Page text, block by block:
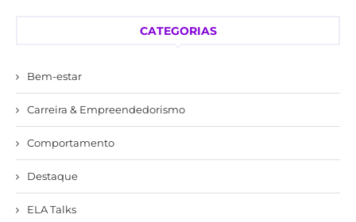
CATEGORIAS
Bem-estar
Carreira & Empreendedorismo
Comportamento
Destaque
ELA Talks